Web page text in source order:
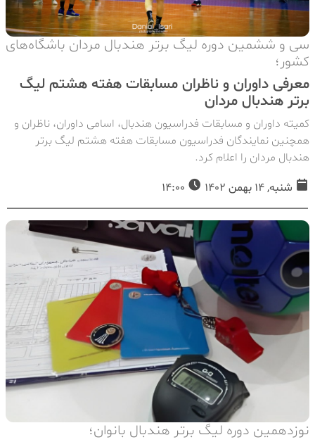
سی و ششمین دوره لیگ برتر هندبال مردان باشگاه‌های
کشور؛
معرفی داوران و ناظران مسابقات هفته هشتم لیگ
برتر هندبال مردان
کمیته داوران و مسابقات فدراسیون هندبال، اسامی داوران، ناظران و
همچنین نمایندگان فدراسیون مسابقات هفته هشتم لیگ برتر
هندبال مردان را اعلام کرد.
شنبه, 14 بهمن 1402
نوزدهمین دوره لیگ برتر هندبال بانوان؛